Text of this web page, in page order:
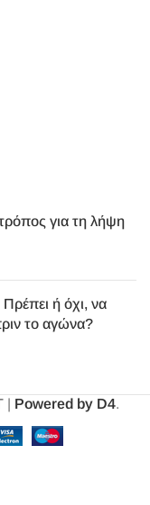
για τη λήψη
ή όχι, να
το αγώνα?
| Powered by D4.